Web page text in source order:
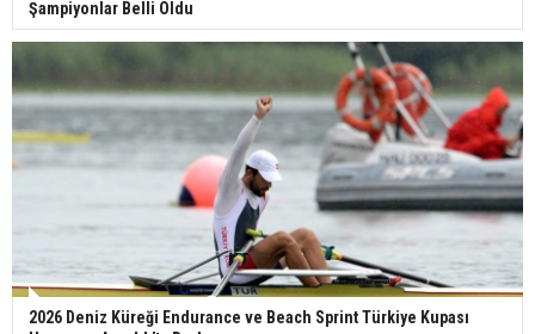
Şampiyonlar Belli Oldu
2026 Deniz Küreği Endurance ve Beach Sprint Türkiye Kupası